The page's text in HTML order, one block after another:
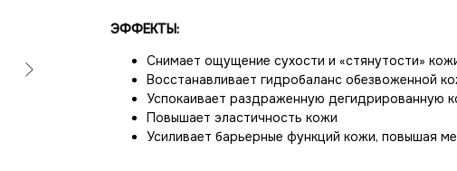
ЭФФЕКТЫ:
Снимает ощущение сухости и «стянутости»
Восстанавливает гидробаланс обезвоженной
Успокаивает раздраженную дегидрированную
Повышает эластичность кожи
Усиливает барьерные функций кожи, повышая